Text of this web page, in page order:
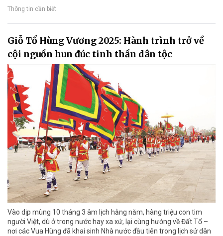
Thông tin cần biết
Giỗ Tổ Hùng Vương 2025: Hành trình trở về
cội nguồn hun đúc tinh thần dân tộc
Vào dịp mùng 10 tháng 3 âm lịch hằng năm, hàng triệu con tim
người Việt, dù ở trong nước hay xa xứ, lại cùng hướng về Đất Tổ –
nơi các Vua Hùng đã khai sinh Nhà nước đầu tiên trong lịch sử dân